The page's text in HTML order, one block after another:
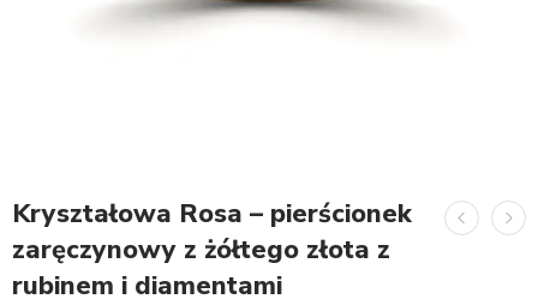
Kryształowa Rosa – pierścionek
zaręczynowy z żółtego złota z
rubinem i diamentami